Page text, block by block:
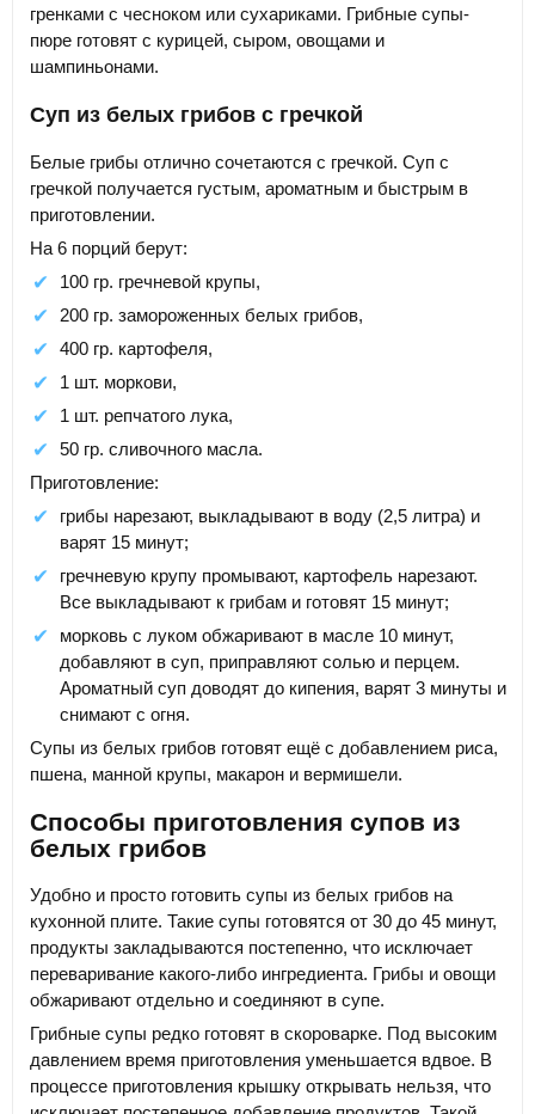
гренками с чесноком или сухариками. Грибные супы-
пюре готовят с курицей, сыром, овощами и
шампиньонами.
Суп из белых грибов с гречкой
Белые грибы отлично сочетаются с гречкой. Суп с
гречкой получается густым, ароматным и быстрым в
приготовлении.
На 6 порций берут:
100 гр. гречневой крупы,
200 гр. замороженных белых грибов,
400 гр. картофеля,
1 шт. моркови,
1 шт. репчатого лука,
50 гр. сливочного масла.
Приготовление:
грибы нарезают, выкладывают в воду (2,5 литра) и
варят 15 минут;
гречневую крупу промывают, картофель нарезают.
Все выкладывают к грибам и готовят 15 минут;
морковь с луком обжаривают в масле 10 минут,
добавляют в суп, приправляют солью и перцем.
Ароматный суп доводят до кипения, варят 3 минуты и
снимают с огня.
Супы из белых грибов готовят ещё с добавлением риса,
пшена, манной крупы, макарон и вермишели.
Способы приготовления супов из
белых грибов
Удобно и просто готовить супы из белых грибов на
кухонной плите. Такие супы готовятся от 30 до 45 минут,
продукты закладываются постепенно, что исключает
переваривание какого-либо ингредиента. Грибы и овощи
обжаривают отдельно и соединяют в супе.
Грибные супы редко готовят в скороварке. Под высоким
давлением время приготовления уменьшается вдвое. В
процессе приготовления крышку открывать нельзя, что